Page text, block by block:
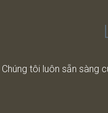
Chúng tôi luôn sẵn sàng